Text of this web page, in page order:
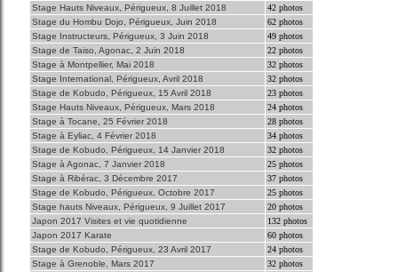
Stage Hauts Niveaux, Périgueux, 8 Juillet 2018
42 photos
Stage du Hombu Dojo, Périgueux, Juin 2018
62 photos
Stage Instructeurs, Périgueux, 3 Juin 2018
49 photos
Stage de Taiso, Agonac, 2 Juin 2018
22 photos
Stage à Montpellier, Mai 2018
32 photos
Stage International, Périgueux, Avril 2018
32 photos
Stage de Kobudo, Périgueux, 15 Avril 2018
23 photos
Stage Hauts Niveaux, Périgueux, Mars 2018
24 photos
Stage à Tocane, 25 Février 2018
28 photos
Stage à Eyliac, 4 Février 2018
34 photos
Stage de Kobudo, Périgueux, 14 Janvier 2018
32 photos
Stage à Agonac, 7 Janvier 2018
25 photos
Stage à Ribérac, 3 Décembre 2017
37 photos
Stage de Kobudo, Périgueux, Octobre 2017
25 photos
Stage hauts Niveaux, Périgueux, 9 Juillet 2017
20 photos
Japon 2017 Visites et vie quotidienne
132 photos
Japon 2017 Karate
60 photos
Stage de Kobudo, Périgueux, 23 Avril 2017
24 photos
Stage à Grenoble, Mars 2017
32 photos